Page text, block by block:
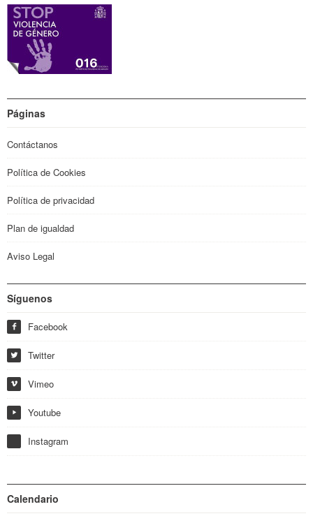
Páginas
Contáctanos
Política de Cookies
Política de privacidad
Plan de igualdad
Aviso Legal
Síguenos
f Facebook
w Twitter
i Vimeo
y Youtube
Instagram
Calendario